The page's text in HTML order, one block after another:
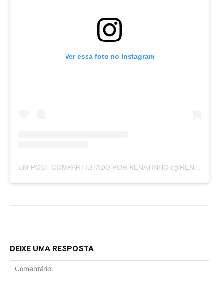
Ver essa foto no Instagram
UM POST COMPARTILHADO POR RENATINHO (@RENATINHO.LIMA__)
DEIXE UMA RESPOSTA